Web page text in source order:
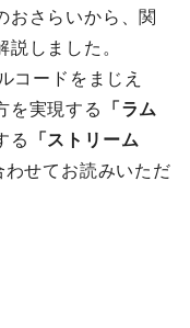
さらいから、関
しました。
コードをまじえ
を実現する
「ラム
る
「ストリーム
せてお読みいただ